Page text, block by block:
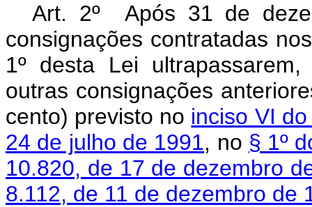
Art. 2º Após 31 de
consignações contratadas
1º desta Lei
outras consignações
cento) previsto no inciso VI
24 de julho de 1991, no § 1º
10.820, de 17 de dezembro
8.112, de 11 de dezembro de